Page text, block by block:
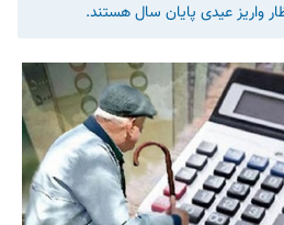
واریز عیدی پایان سال هستند.